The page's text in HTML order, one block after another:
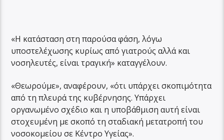
«Η κατάσταση στη παρούσα φάση, λόγω
υποστελέχωσης κυρίως από γιατρούς αλλά και
νοσηλευτές, είναι τραγική» καταγγέλουν.
«Θεωρούμε», αναφέρουν, «ότι υπάρχει σκοπιμότητα
από τη πλευρά της κυβέρνησης. Υπάρχει
οργανωμένο σχέδιο και η υποβάθμιση αυτή είναι
στοχευμένη με σκοπό τη σταδιακή μετατροπή του
νοσοκομείου σε Κέντρο Υγείας».